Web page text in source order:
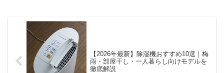
最近は、 幅スリム ヒートポンプ
乾燥 自動投入 静音設計...
【2026年最新】除湿機おすすめ10選｜梅
雨・部屋干し・一人暮らし向けモデルを
徹底解説